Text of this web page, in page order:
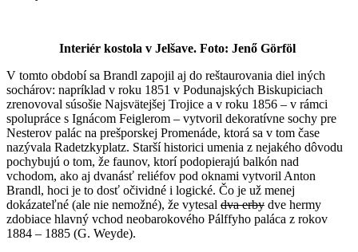
Interiér kostola v Jelšave. Foto: Jenő Görföl
V tomto období sa Brandl zapojil aj do reštaurovania diel iných
sochárov: napríklad v roku 1851 v Podunajských Biskupiciach
zrenovoval súsošie Najsvätejšej Trojice a v roku 1856 – v rámci
spolupráce s Ignácom Feiglerom – vytvoril dekoratívne sochy pre
Nesterov palác na prešporskej Promenáde, ktorá sa v tom čase
nazývala Radetzkyplatz. Starší historici umenia z nejakého dôvodu
pochybujú o tom, že faunov, ktorí podopierajú balkón nad
vchodom, ako aj dvanásť reliéfov pod oknami vytvoril Anton
Brandl, hoci je to dosť očividné i logické. Čo je už menej
dokázateľné (ale nie nemožné), že vytesal dva erby dve hermy
zdobiace hlavný vchod neobarokového Pálffyho paláca z rokov
1884 – 1885 (G. Weyde).